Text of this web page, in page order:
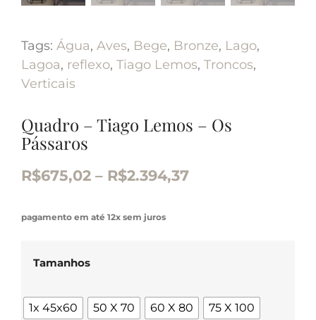
Tags: Água, Aves, Bege, Bronze, Lago,
Lagoa, reflexo, Tiago Lemos, Troncos,
Verticais
Quadro – Tiago Lemos – Os
Pássaros
R$675,02 – R$2.394,37
pagamento em até 12x sem juros
Tamanhos
1x 45x60 50 X 70 60 X 80
75 X 100